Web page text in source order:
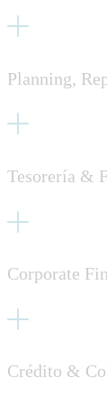
Planning,
Tesorería &
Corporate
Crédito &